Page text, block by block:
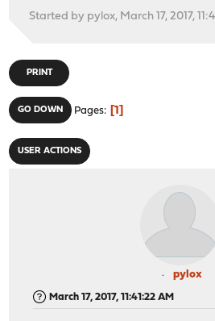
Started by pylox, March 17, 2017,
PRINT
GO DOWN Pages 1
USER ACTIONS
pylox
March 17, 2017, 11:41:22 AM